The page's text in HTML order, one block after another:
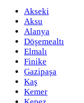
Akseki
Aksu
Alanya
Döşemealtı
Elmalı
Finike
Gazipaşa
Kaş
Kemer